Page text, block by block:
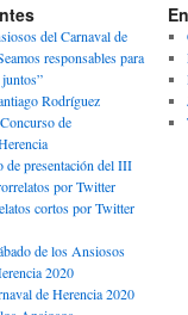
del Carnaval de
responsables para
Rodríguez
de
de presentación del III
por Twitter
cortos por Twitter
de los Ansiosos
2020
de Herencia 2020